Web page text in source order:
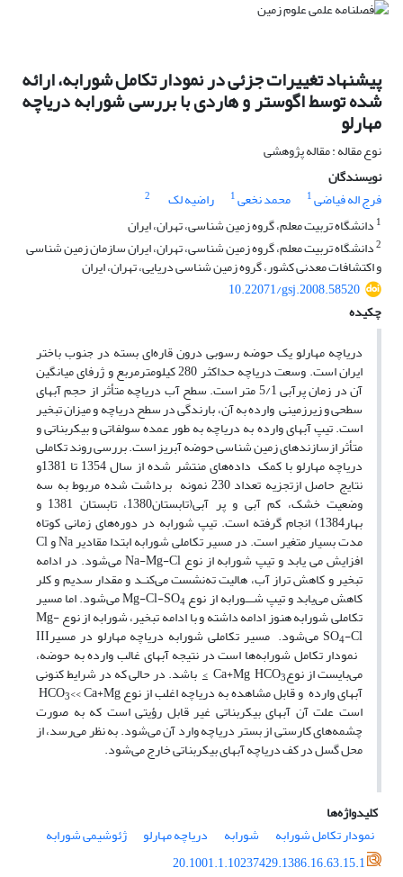
پیشنهاد تغییرات جزئی در نمودار تکامل شورابه، ارائه
شده توسط اگوستر و هاردی با بررسی شورابه دریاچه
مهارلو
نوع مقاله : مقاله پژوهشی
نویسندگان
فرج اله فیاضی1 محمد نخعی1 راضیه لک
2
1 دانشگاه تربیت معلم، گروه زمین شناسی، تهران، ایران
2دانشگاه تربیت معلم، گروه زمین شناسی، تهران، ایران سازمان زمین شناسی
و اکتشافات معدنی کشور، گروه زمین شناسی دریایی، تهران، ایران
10.22071/gsj.2008.58520
چکیده
دریاچه مهارلو یک حوضه رسوبی درون قاره‌ای بسته در جنوب باختر
ایران است. وسعت دریاچه حداکثر 280 کیلومترمربع و ژرفای میانگین
آن در زمان پرآبی 5/1 متر است. سطح آب دریاچه متأثر از حجم آبهای
سطحی و زیرزمینی وارده به آن، بارندگی در سطح دریاچه و میزان تبخیر
است. تیپ آبهای وارده به دریاچه به طور عمده سولفاتی و بیکربناتی و
متأثر ازسازندهای زمین شناسی حوضه آبریز است. بررسی روند تکاملی
دریاچه مهارلو با کمک داده‌های منتشر شده از سال 1354 تا 1381و
نتایج حاصل ازتجزیه تعداد 230 نمونه برداشت شده مربوط به سه
وضعیت خشک، کم آبی و پر آبی(تابستان1380، تابستان 1381 و
بهار1384) انجام گرفته است. تیپ شورابه در دوره‌های زمانی کوتاه
مدت بسیار متغیر است. در مسیر تکاملی شورابه ابتدا مقادیر Na و Cl
افزایش می یابد و تیپ شورابه از نوع Na-Mg-Cl می‌شود. در ادامه
تبخیر و کاهش تراز آب، هالیت ته‌نشست می‌کنـد و مقدار سدیم و کلر
کاهش می‌یابد و تیپ شـــورابه از نوع Mg-Cl-SO 4 می‌شود. اما مسیر
تکاملی شورابه هنوز ادامه داشته و با ادامه تبخیر، شورابه از نوع Mg-
SO4 -Cl می‌شود. مسیر تکاملی شورابه دریاچه مهارلو در مسیرIII
نمودار تکامل شورابه‌ها است در نتیجه آبهای غالب وارده به حوضه،
می‌بایست از نوعCa+Mg HCO3
>باشد. در حالی که در شرایط کنونی
آبهای وارده و قابل مشاهده به دریاچه اغلب از نوع HCO 3
است علت آن آبهای بیکربناتی غیر قابل رؤیتی است که به صورت
چشمه‌های کارستی از بستر دریاچه وارد آن می‌شود. به نظر می‌رسد، از
محل گسل در کف دریاچه آبهای بیکربناتی خارج می‌شود.
کلیدواژه‌ها
نمودار تکامل شورابه
شورابه دریاچه مهارلو
ژئوشیمی شورابه
20.1001.1.10237429.1386.16.63.15.1